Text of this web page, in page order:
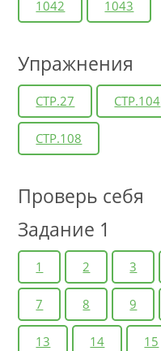
1042 1043
Упражнения
СТР.27 СТР.104
СТР.108
Проверь себя
Задание 1
1 2 3
7 8 9
13 14 15